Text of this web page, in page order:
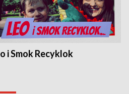
i Smok Recyklok